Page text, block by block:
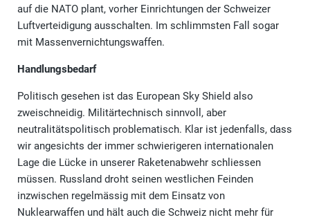
auf die NATO plant, vorher Einrichtungen der Schweizer
Luftverteidigung ausschalten. Im schlimmsten Fall sogar
mit Massenvernichtungswaffen.
Handlungsbedarf
Politisch gesehen ist das European Sky Shield also
zweischneidig. Militärtechnisch sinnvoll, aber
neutralitätspolitisch problematisch. Klar ist jedenfalls, dass
wir angesichts der immer schwierigeren internationalen
Lage die Lücke in unserer Raketenabwehr schliessen
müssen. Russland droht seinen westlichen Feinden
inzwischen regelmässig mit dem Einsatz von
Nuklearwaffen und hält auch die Schweiz nicht mehr für